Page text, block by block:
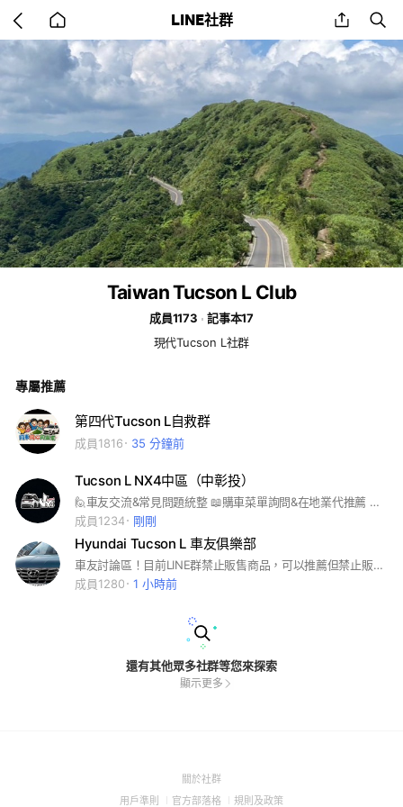
back
to
home
LINE社群 share
Taiwan Tucson L Club
成員1173
記事本17
現代Tucson L社群
專屬推薦
第四代Tucson L自救群
成員1816 35 分鐘前
Tucson L NX4中區（中彰投）
🙋車友交流&常見問題統整 📖購車菜單詢問&在地業代推薦 🔧保修/升級資訊分享 🎁中部地區專屬優惠 #Hyundai #Tucson L #NX4 #土桑 #現代
成員1234
剛剛
Hyundai Tucson L 車友俱樂部
車友討論區！目前LINE群禁止販售商品，可以推薦但禁止販售。
成員1280
1 小時前
還有其他眾多社群等您來探索
顯示更多
關於社群(Open
用戶準則 (Open
官方部落格 (Open
規則及政策(Open